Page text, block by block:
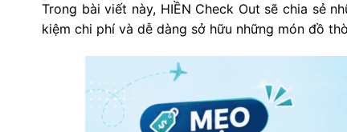
Trong bài viết này, HIỀN Check Out sẽ chia sẻ
kiệm chi phí và dễ dàng sở hữu những món đồ